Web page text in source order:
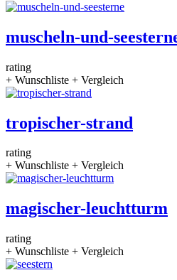
muscheln-und-
rating
+ Wunschliste + Vergleich
tropischer-strand
rating
+ Wunschliste + Vergleich
magischer-leuchtturm
rating
+ Wunschliste + Vergleich